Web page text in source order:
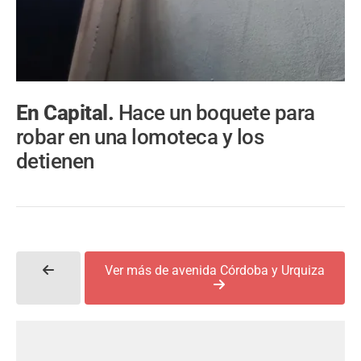
En Capital. Hace un boquete para
robar en una lomoteca y los
detienen
Ver más de avenida Córdoba y Urquiza